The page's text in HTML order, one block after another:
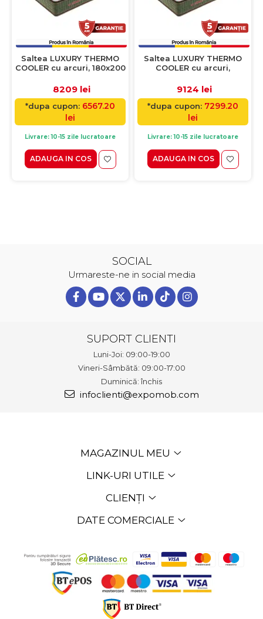
Saltea LUXURY THERMO
COOLER cu arcuri, 180x200
8209 lei
*dupa cupon: 6567.20
lei
Livrare: 10-15 zile lucratoare
ADAUGA IN COS
Saltea LUXURY THERMO
COOLER cu arcuri,
9124 lei
*dupa cupon: 7299.20
lei
Livrare: 10-15 zile lucratoare
ADAUGA IN COS
SOCIAL
Urmareste-ne in social media
SUPORT CLIENTI
Luni-Joi: 09:00-19:00
Vineri-Sâmbătă: 09:00-17:00
Duminică: închis
infoclienti@expomob.com
MAGAZINUL MEU
LINK-URI UTILE
CLIENȚI
DATE COMERCIALE